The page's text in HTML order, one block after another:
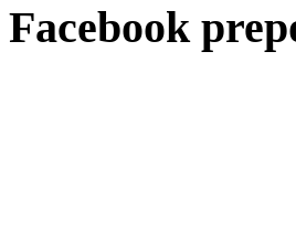
Facebook